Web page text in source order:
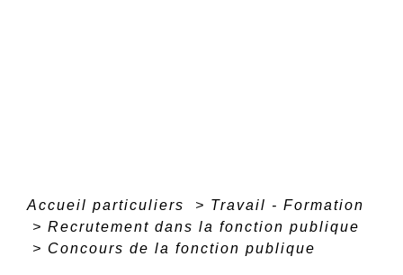
Accueil particuliers > Travail - Formation
> Recrutement dans la fonction publique
> Concours de la fonction publique